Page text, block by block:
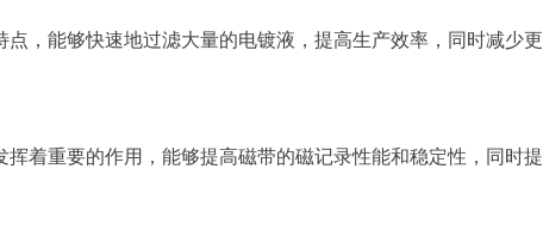
，能够快速地过滤大量的电镀液，提高生产效率，同时减少更
着重要的作用，能够提高磁带的磁记录性能和稳定性，同时提